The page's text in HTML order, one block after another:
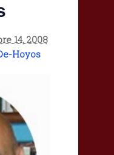
14, 2008
Hoyos